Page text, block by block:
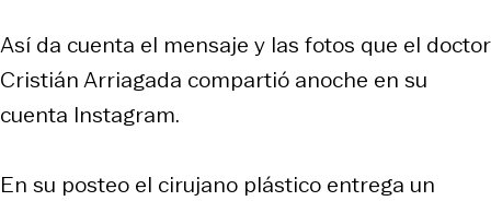
Así da cuenta el mensaje y las fotos que el doctor
Cristián Arriagada compartió anoche en su
cuenta Instagram.
En su posteo el cirujano plástico entrega un